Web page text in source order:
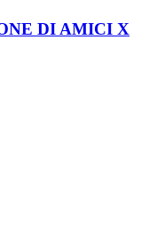
DI AMICI X